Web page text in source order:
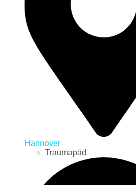
Hannover
Traumapäd